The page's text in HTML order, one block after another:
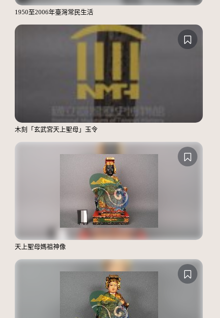
1950至2006年臺灣常民生活
木刻「玄武宮天上聖母」玉令
天上聖母媽祖神像